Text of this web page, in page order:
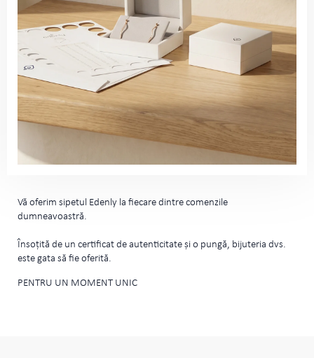
Vă oferim sipetul Edenly la fiecare dintre comenzile
dumneavoastră.
Însoțită de un certificat de autenticitate și o pungă, bijuteria dvs.
este gata să fie oferită.
PENTRU UN MOMENT UNIC